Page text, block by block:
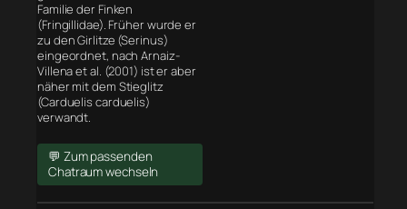
Familie der Finken
(Fringillidae). Früher wurde er
zu den Girlitze (Serinus)
eingeordnet, nach Arnaiz-
Villena et al. (2001) ist er aber
näher mit dem Stieglitz
(Carduelis carduelis)
verwandt.
💬 Zum passenden
Chatraum wechseln